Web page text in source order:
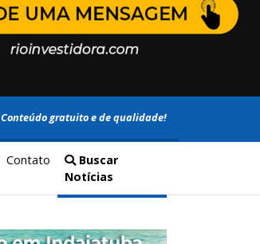
Conteúdo gratuito e de qualidade!
Contato
Buscar
Notícias